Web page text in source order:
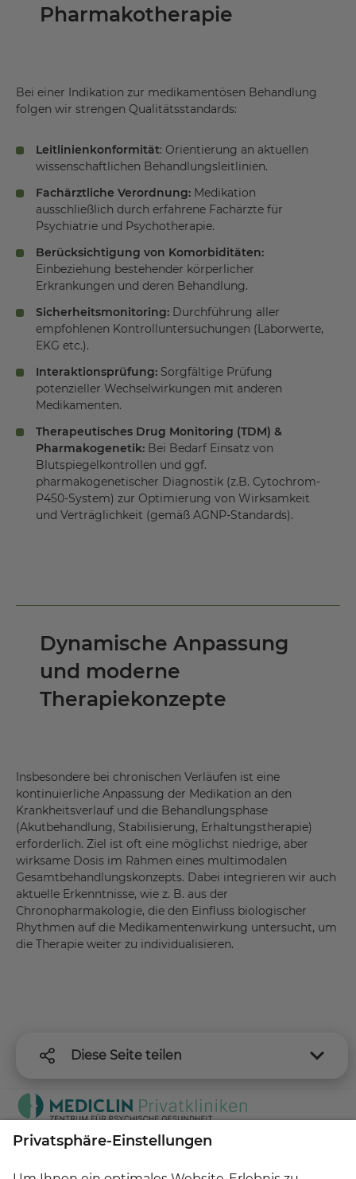
Pharmakotherapie
Bei einer Indikation zur medikamentösen Behandlung
folgen wir strengen Qualitätsstandards:
Leitlinienkonformität: Orientierung an aktuellen
wissenschaftlichen Behandlungsleitlinien.
Fachärztliche Verordnung: Medikation
ausschließlich durch erfahrene Fachärzte für
Psychiatrie und Psychotherapie.
Berücksichtigung von Komorbiditäten:
Einbeziehung bestehender körperlicher
Erkrankungen und deren Behandlung.
Sicherheitsmonitoring: Durchführung aller
empfohlenen Kontrolluntersuchungen (Laborwerte,
EKG etc.).
Interaktionsprüfung: Sorgfältige Prüfung
potenzieller Wechselwirkungen mit anderen
Medikamenten.
Therapeutisches Drug Monitoring (TDM) &
Pharmakogenetik: Bei Bedarf Einsatz von
Blutspiegelkontrollen und ggf.
pharmakogenetischer Diagnostik (z.B. Cytochrom-
P450-System) zur Optimierung von Wirksamkeit
und Verträglichkeit (gemäß AGNP-Standards).
Dynamische Anpassung
und moderne
Therapiekonzepte
Insbesondere bei chronischen Verläufen ist eine
kontinuierliche Anpassung der Medikation an den
Krankheitsverlauf und die Behandlungsphase
(Akutbehandlung, Stabilisierung, Erhaltungstherapie)
erforderlich. Ziel ist oft eine möglichst niedrige, aber
wirksame Dosis im Rahmen eines multimodalen
Gesamtbehandlungskonzepts. Dabei integrieren wir auch
aktuelle Erkenntnisse, wie z. B. aus der
Chronopharmakologie, die den Einfluss biologischer
Rhythmen auf die Medikamentenwirkung untersucht, um
die Therapie weiter zu individualisieren.
Diese Seite teilen
Anfahrt